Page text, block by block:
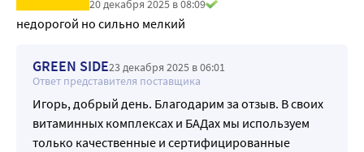
20 декабря 2025 в 08:09
недорогой но сильно мелкий
GREEN SIDE23 декабря 2025 в 06:01
Ответ представителя поставщика
Игорь, добрый день. Благодарим за отзыв. В своих
витаминных комплексах и БАДах мы используем
только качественные и сертифицированные